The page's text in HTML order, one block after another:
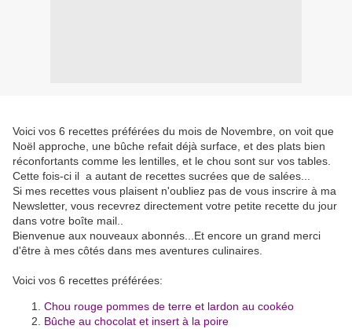
Voici vos 6 recettes préférées du mois de Novembre, on voit que
Noël approche, une bûche refait déjà surface, et des plats bien
réconfortants comme les lentilles, et le chou sont sur vos tables.
Cette fois-ci il a autant de recettes sucrées que de salées...
Si mes recettes vous plaisent n'oubliez pas de vous inscrire à ma
Newsletter, vous recevrez directement votre petite recette du jour
dans votre boîte mail..
Bienvenue aux nouveaux abonnés...Et encore un grand merci
d'être à mes côtés dans mes aventures culinaires.
Voici vos 6 recettes préférées:
Chou rouge pommes de terre et lardon au cookéo
Bûche au chocolat et insert à la poire